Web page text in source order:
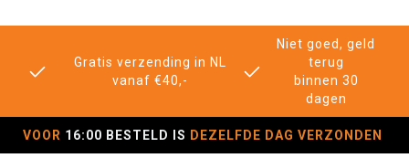
Gratis verzending in NL
vanaf €40,-
Niet goed, geld
terug
binnen 30
dagen
VOOR 16:00 BESTELD IS DEZELFDE DAG VERZONDEN